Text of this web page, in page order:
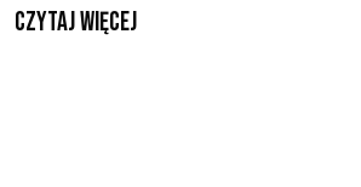
czytaj więcej